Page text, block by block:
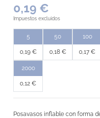
0,19 €
Impuestos excluidos
5
0,19 €
50
0,18 €
100
0,17 €
2000
0,12 €
Posavasos inflable con forma